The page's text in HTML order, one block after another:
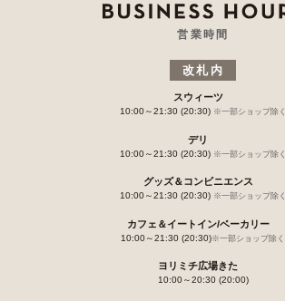
営業時間
改札内
スウィーツ
10:00～21:30 (20:30) ※一部ショップ除く
デリ
10:00～21:30 (20:30) ※一部ショップ除く
グッズ＆コンビニエンス
10:00～21:30 (20:30) ※一部ショップ除く
カフェ＆イートイン/ベーカリー
10:00～21:30 (20:30)※一部ショップ除く
ヨリミチ広場きた
10:00～20:30 (20:00)